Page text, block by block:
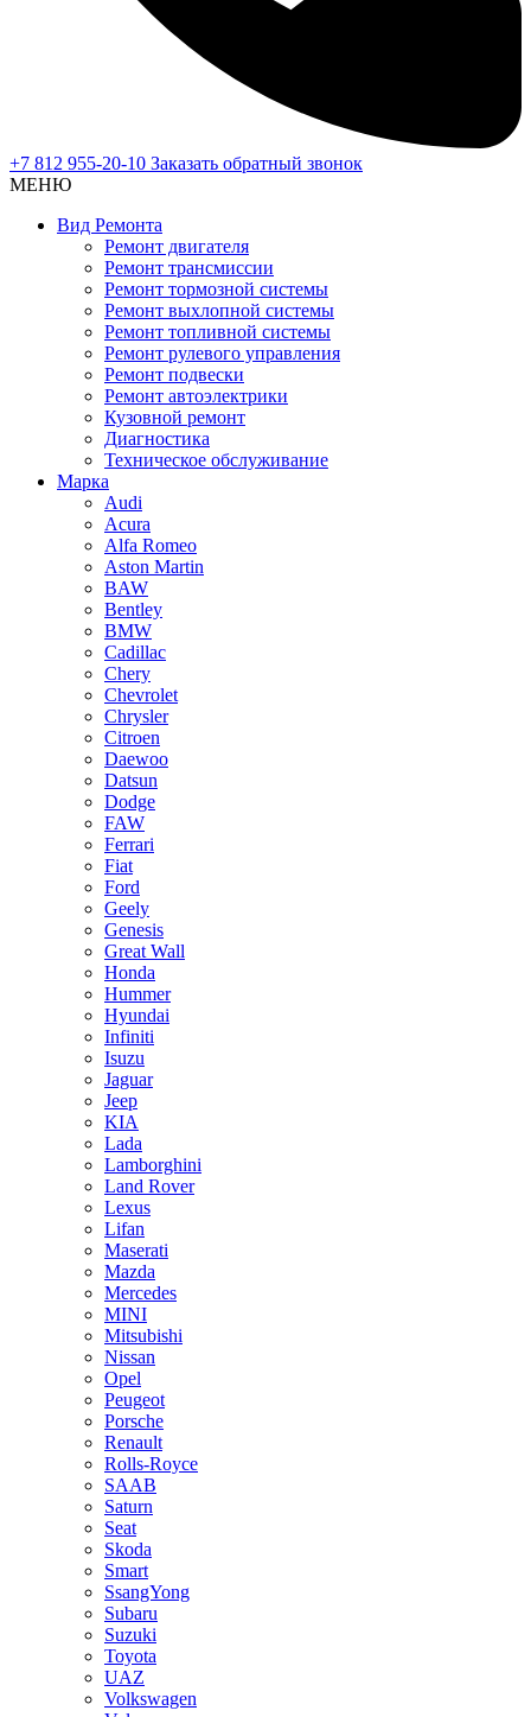
+7 812 955-20-10 Заказать обратный звонок
МЕНЮ
Вид Ремонта
Ремонт двигателя
Ремонт трансмиссии
Ремонт тормозной системы
Ремонт выхлопной системы
Ремонт топливной системы
Ремонт рулевого управления
Ремонт подвески
Ремонт автоэлектрики
Кузовной ремонт
Диагностика
Техническое обслуживание
Марка
Audi
Acura
Alfa Romeo
Aston Martin
BAW
Bentley
BMW
Cadillac
Chery
Chevrolet
Chrysler
Citroen
Daewoo
Datsun
Dodge
FAW
Ferrari
Fiat
Ford
Geely
Genesis
Great Wall
Honda
Hummer
Hyundai
Infiniti
Isuzu
Jaguar
Jeep
KIA
Lada
Lamborghini
Land Rover
Lexus
Lifan
Maserati
Mazda
Mercedes
MINI
Mitsubishi
Nissan
Opel
Peugeot
Porsche
Renault
Rolls-Royce
SAAB
Saturn
Seat
Skoda
Smart
SsangYong
Subaru
Suzuki
Toyota
UAZ
Volkswagen